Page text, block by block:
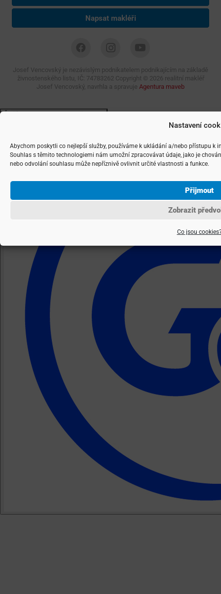
Nastavení
Abychom poskytli co nejlepší služby, používáme k ukládání a/nebo přístupu k
Souhlas s těmito technologiemi nám umožní zpracovávat údaje, jako je
nebo odvolání souhlasu může nepříznivě ovlivnit určité vlastnosti a funkce.
Přijmout
Zobrazit
Co jsou
Napsat makléři
Josef Vencovský je nezávislým podnikatelem podnikajícím na základě
živnostenského listu, IČ: 74783262 Copyright © 2026 realitní makléř
Josef Vencovský, navrhla a spravuje Agentura maveb